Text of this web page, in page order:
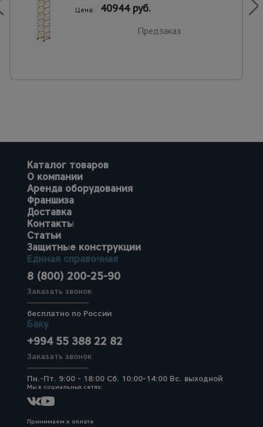
Цена: 40944 руб.
Предзаказ
Каталог товаров
О компании
Аренда оборудования
Франшиза
Доставка
Контакты
Статьи
Защитные конструкции
Единая справочная
8 (800) 200-25-90
Заказать звонок
бесплатно по России
Баку
+994 55 388 22 82
Заказать звонок
Пн.-Пт. 9:00 - 18:00 Сб. 10:00-14:00 Вс. выходной
Мы в социальных сетях:
Принимаем к оплате